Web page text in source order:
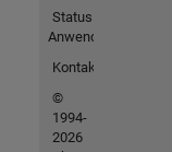
Status von
Anwendungen
Kontakt
©
1994-
2026